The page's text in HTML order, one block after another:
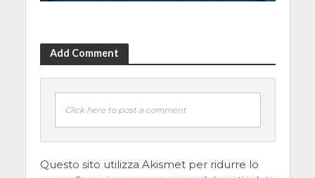
Add Comment
Click here to post a comment
Questo sito utilizza Akismet per ridurre lo